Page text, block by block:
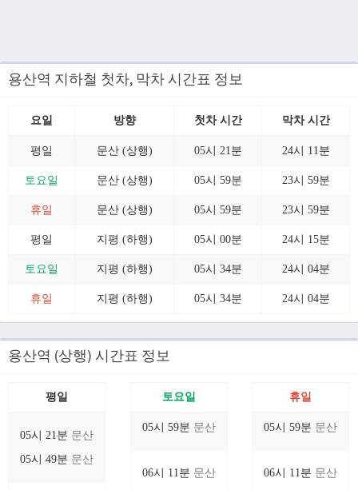
용산역 지하철 첫차, 막차 시간표 정보
요일 방향 첫차 시간 막차 시간
평일 문산 (상행) 05시 21분 24시 11분
토요일 문산 (상행) 05시 59분 23시 59분
휴일 문산 (상행) 05시 59분 23시 59분
평일 지평 (하행) 05시 00분 24시 15분
토요일 지평 (하행) 05시 34분 24시 04분
휴일 지평 (하행) 05시 34분 24시 04분
용산역 (상행) 시간표 정보
평일
05시 21분 문산
05시 49분 문산
토요일
05시 59분 문산
06시 11분 문산
휴일
05시 59분 문산
06시 11분 문산